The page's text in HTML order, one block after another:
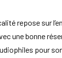
repose sur
une bonne
pour